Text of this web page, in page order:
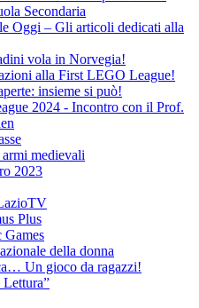
Secondaria
Oggi – Gli articoli dedicati alla
vola in Norvegia!
alla First LEGO League!
insieme si può!
2024 - Incontro con il Prof.
medievali
2023
Plus
Games
della donna
Un gioco da ragazzi!
Lettura”